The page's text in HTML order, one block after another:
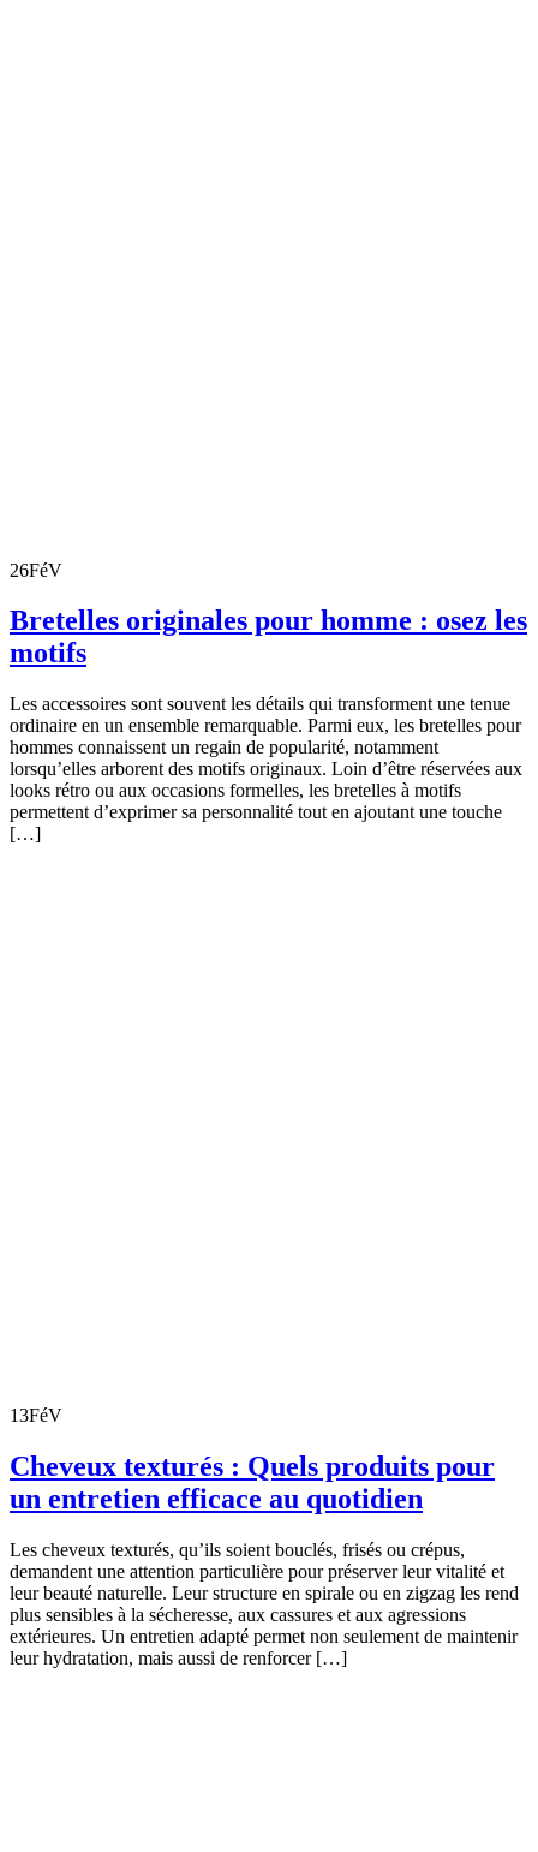
26FéV
Bretelles originales pour homme : osez les
motifs
Les accessoires sont souvent les détails qui transforment une tenue
ordinaire en un ensemble remarquable. Parmi eux, les bretelles pour
hommes connaissent un regain de popularité, notamment
lorsqu’elles arborent des motifs originaux. Loin d’être réservées aux
looks rétro ou aux occasions formelles, les bretelles à motifs
permettent d’exprimer sa personnalité tout en ajoutant une touche
[…]
13FéV
Cheveux texturés : Quels produits pour
un entretien efficace au quotidien
Les cheveux texturés, qu’ils soient bouclés, frisés ou crépus,
demandent une attention particulière pour préserver leur vitalité et
leur beauté naturelle. Leur structure en spirale ou en zigzag les rend
plus sensibles à la sécheresse, aux cassures et aux agressions
extérieures. Un entretien adapté permet non seulement de maintenir
leur hydratation, mais aussi de renforcer […]